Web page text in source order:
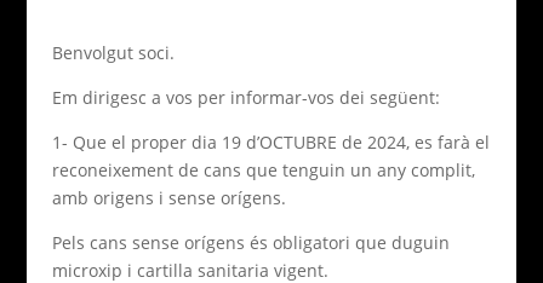
Benvolgut soci.
Em dirigesc a vos per informar-vos dei següent:
1- Que el proper dia 19 d’OCTUBRE de 2024, es farà el
reconeixement de cans que tenguin un any complit,
amb origens i sense orígens.
Pels cans sense orígens és obligatori que duguin
microxip i cartilla sanitaria vigent.